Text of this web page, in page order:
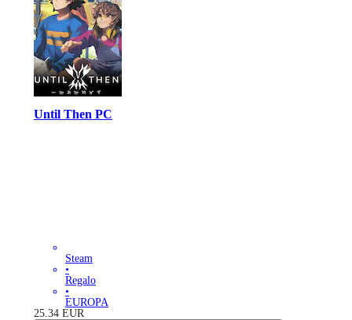
Until Then PC
Steam
•
Regalo
•
EUROPA
25.34 EUR